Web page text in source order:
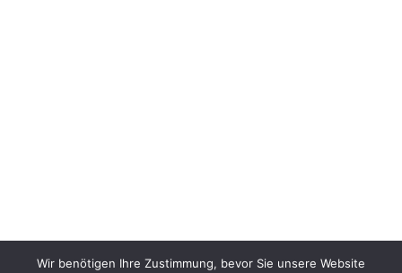
Wir benötigen Ihre Zustimmung, bevor Sie unsere Website